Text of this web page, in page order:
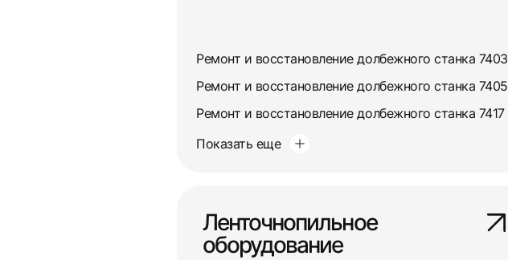
Ремонт и восстановление долбежного станка 7403
Ремонт и восстановление долбежного станка 7405
Ремонт и восстановление долбежного станка 7417
Показать еще
Ленточнопильное
оборудование